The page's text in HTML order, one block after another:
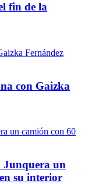
fin de la
con Gaizka
Junquera un
su interior